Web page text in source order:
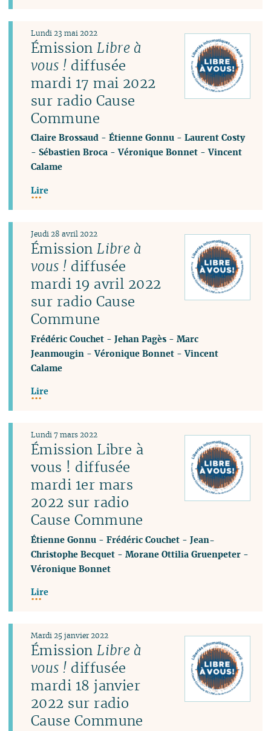
ÉmissionLibre à
vous ! diffusée
mardi 17 mai 2022
sur radio Cause
Commune
Lundi 23 mai 2022
Claire Brossaud -Étienne Gonnu -Laurent Costy
-Sébastien Broca -Véronique Bonnet -Vincent
Calame
Lire
ÉmissionLibre à
vous ! diffusée
mardi 19 avril 2022
sur radio Cause
Commune
Jeudi 28 avril 2022
Frédéric Couchet -Jehan Pagès -Marc
Jeanmougin -Véronique Bonnet -Vincent
Calame
Lire
Émission Libre à
vous ! diffusée
mardi 1er mars
2022 sur radio
Cause Commune
Lundi 7 mars 2022
Étienne Gonnu -Frédéric Couchet -Jean-
Christophe Becquet -Morane Ottilia Gruenpeter -
Véronique Bonnet
Lire
ÉmissionLibre à
vous ! diffusée
mardi 18 janvier
2022 sur radio
Cause Commune
Mardi 25 janvier 2022